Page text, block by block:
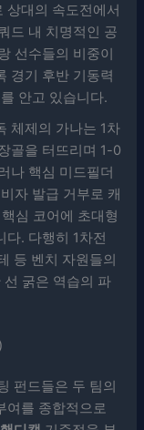
상대의 속도전에서
드 내 치명적인 공
선수들의 비중이
경기 후반 기동력
안고 있습니다.
체제의 가나는 1차
골을 터뜨리며 1-0
나 핵심 미드필더
자 발급 거부로 캐
심 코어에 초대형
다. 다행히 1차전
등 벤치 자원들의
굵은 역습의 파
펀드들은 두 팀의
여를 종합적으로